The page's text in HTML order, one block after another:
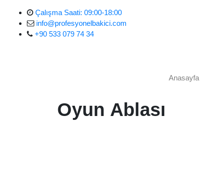
Skip
content
Çalışma Saati: 09:00-18:00
info@profesyonelbakici.com
+90 533 079 74 34
Anasayfa
Oyun Ablası